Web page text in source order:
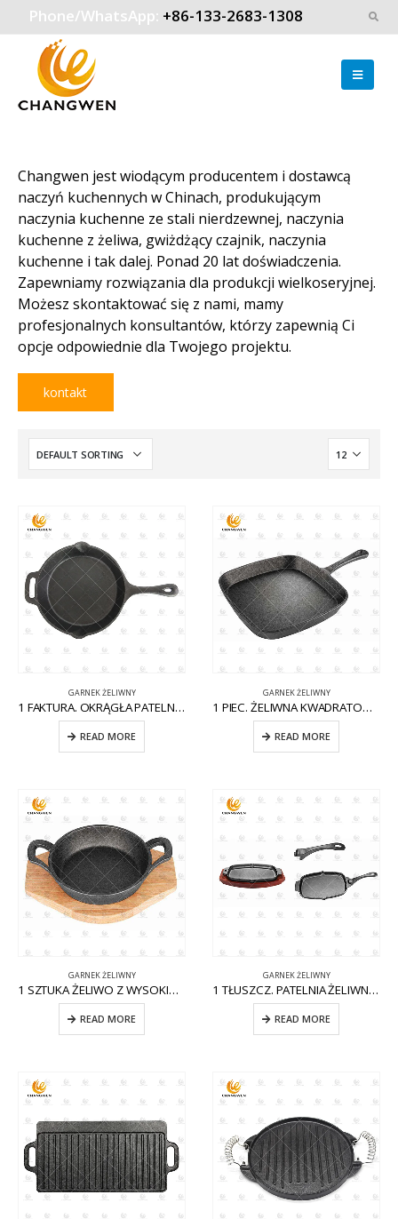
Phone/WhatsApp: +86-133-2683-1308
Changwen jest wiodącym producentem i dostawcą
naczyń kuchennych w Chinach, produkującym
naczynia kuchenne ze stali nierdzewnej, naczynia
kuchenne z żeliwa, gwiżdżący czajnik, naczynia
kuchenne i tak dalej. Ponad 20 lat doświadczenia.
Zapewniamy rozwiązania dla produkcji wielkoseryjnej.
Możesz skontaktować się z nami, mamy
profesjonalnych konsultantów, którzy zapewnią Ci
opcje odpowiednie dla Twojego projektu.
kontakt
GARNEK ŻELIWNY
1 FAKTURA. OKRĄGŁA PATELNIA ŻELIWNA Z POMOCNIKIEM CW-CI004
READ MORE
GARNEK ŻELIWNY
1 PIEC. ŻELIWNA KWADRATOWA PATELNIA NA KOMARY CW-CI012
READ MORE
GARNEK ŻELIWNY
1 SZTUKA ŻELIWO Z WYSOKIMI UCHWYTAMI CW-CI007
READ MORE
GARNEK ŻELIWNY
1 TŁUSZCZ. PATELNIA ŻELIWNA W KSZTAŁCIE JAJKA Z WYJMOWANĄ RĄCZKĄ CW-CI011
READ MORE